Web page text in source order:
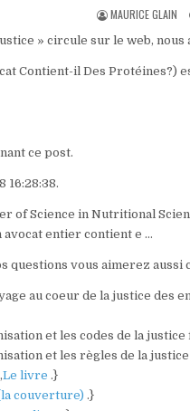
AUTHOR:
MAURICE GLAIN
» circule sur le web,
Contient-il Des Protéines?)
ce post.
16:28:38.
of Science in Nutritional
avocat entier contient e …
questions vous aimerez aussi
au coeur de la justice des
et les codes de la justice
et les règles de la
Le livre.}
couverture).}